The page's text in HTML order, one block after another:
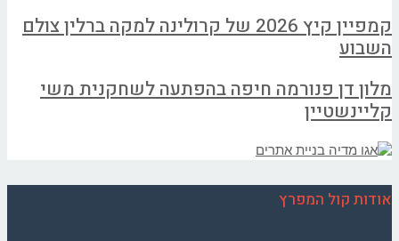
קמפיין קיץ 2026 של קרולינה למקה ברלין צולם
השבוע
מלון דן פנורמה חיפה בהפתעה לשחקנית משי
קליינשטיין
אודות קול המפרץ